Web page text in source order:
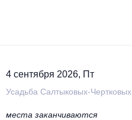
4 сентября 2026, Пт
Усадьба Салтыковых-Чертковых
места заканчиваются